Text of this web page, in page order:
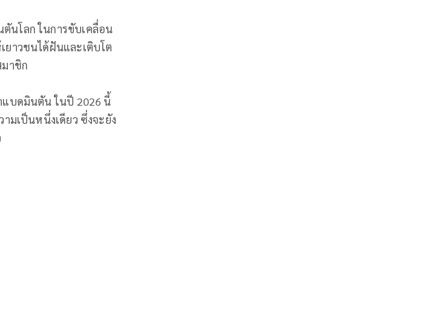
นโลก ในการขับเคลื่อน
ยาวชนได้ฝันและเติบโต
มาชิก
แบดมินตัน ในปี 2026 นี้
ามเป็นหนึ่งเดียว ซึ่งจะยัง